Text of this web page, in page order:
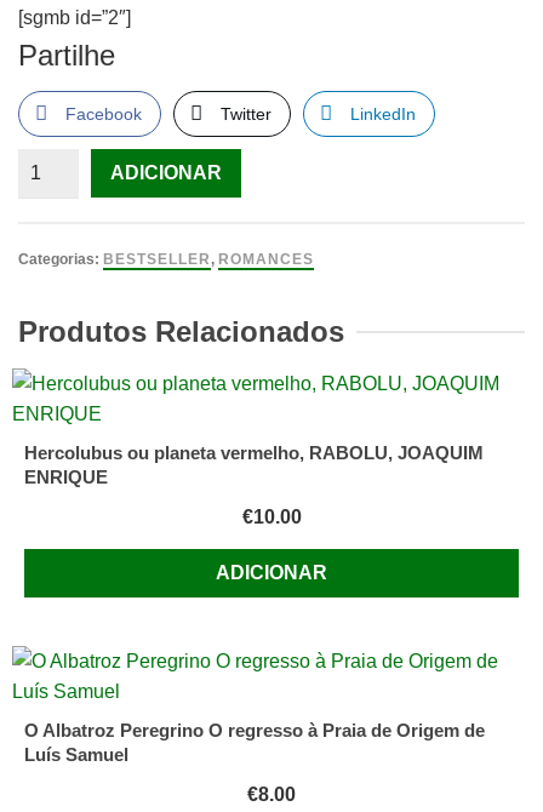
[sgmb id=”2″]
Partilhe
Facebook Twitter LinkedIn
Quantidade
de
JUDE
ADICIONAR
Categorias: BESTSELLER , ROMANCES
Produtos Relacionados
Hercolubus ou planeta vermelho, RABOLU, JOAQUIM
ENRIQUE
€10.00
ADICIONAR
O Albatroz Peregrino O regresso à Praia de Origem de
Luís Samuel
€8.00